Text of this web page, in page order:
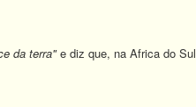
da terra"e diz que, na Africa do Sul